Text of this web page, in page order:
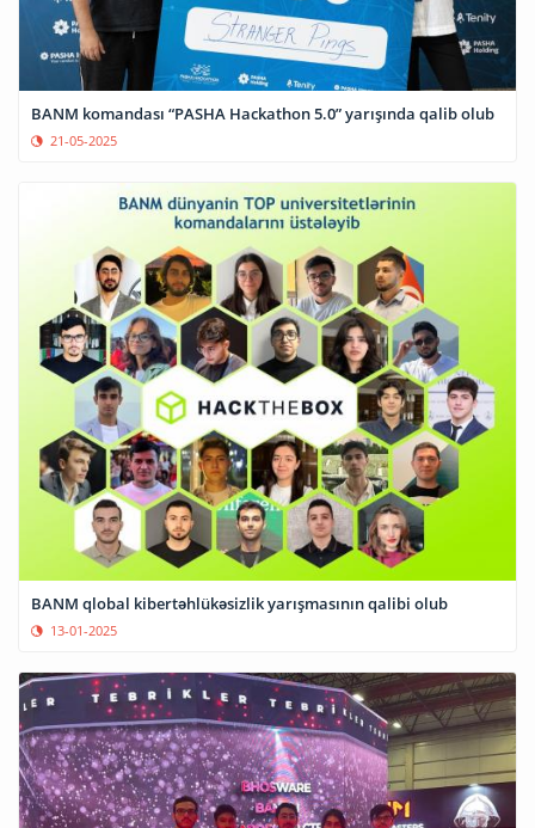
BANM komandası “PASHA Hackathon 5.0” yarışında qalib olub
21-05-2025
BANM qlobal kibertəhlükəsizlik yarışmasının qalibi olub
13-01-2025